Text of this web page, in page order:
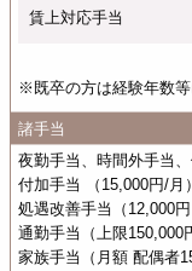
賃上対応手当
※既卒の方は経験年数
諸手当
夜勤手当、時間外手当
付加手当 （15,000円/月）
処遇改善手当（12,000円
通勤手当（上限150,000
家族手当（月額 配偶者